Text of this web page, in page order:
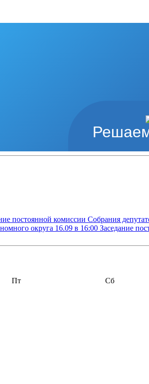
постоянной комиссии Собрания
округа 16.09 в 16:00 Заседание
Пт Сб